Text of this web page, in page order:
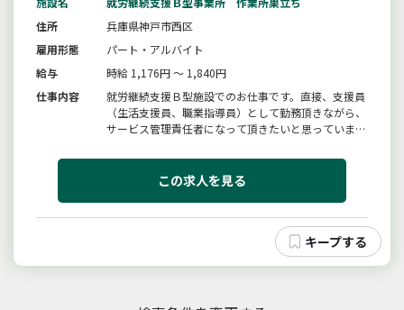
住所
兵庫県神戸市西区
雇用形態
パート・アルバイト
給与
時給 1,176円 ～ 1,840円
仕事内容
就労継続支援Ｂ型施設でのお仕事です。直接、支援員
（生活支援員、職業指導員）として勤務頂きながら、
サービス管理責任者になって頂きたいと思っていま
囲：会社の定める業務
この求人を見る